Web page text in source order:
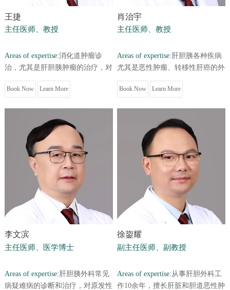
王捷
主任医师、教授
Areas of expertise:消化道肿瘤诊
治，尤其是肝胆胰肿瘤的治疗，对
疑难病例以手术（含腔镜、机器人
手术）为主的综合治疗有着丰富...
Book Now Learn More
肖治宇
主任医师、教授
Areas of expertise: 肝胆胰各种疾病
尤其是恶性肿瘤、转移性肝癌的外
科及综合治疗，擅长肝胆胰疾病的
各种开放、腹腔镜、机器人手...
Book Now Learn More
李文滨
主任医师、医学博士
Areas of expertise: 肝胆胰外科常见
病疑难病的诊断和治疗，对原发性
徐鋆耀
副主任医师、副教授
Areas of expertise: 从事肝胆外科工
作10余年，擅长肝脏和胆道恶性肿